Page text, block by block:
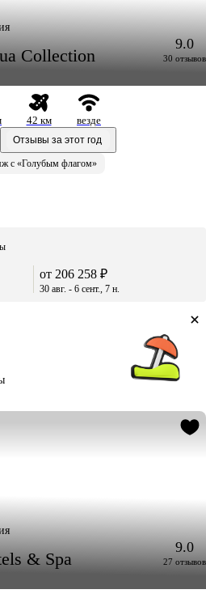
Collection
9.0
30 отзывов
42 км
везде
Отзывы за этот год
с «Голубым флагом»
от 206 258 ₽
30 авг. - 6 сент., 7 н.
& Spa
9.0
27 отзывов